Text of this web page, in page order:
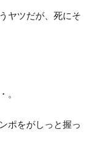
ヤツだが、死にそ
。
ポをがしっと握っ